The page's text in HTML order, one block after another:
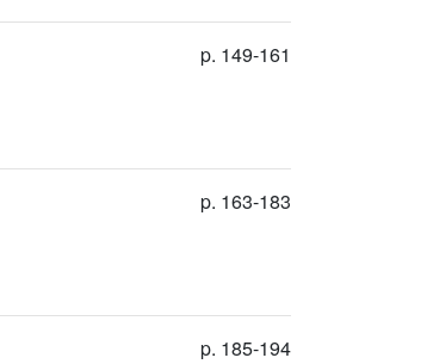
p. 149-161
p. 163-183
p. 185-194